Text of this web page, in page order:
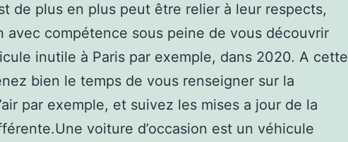
de plus en plus peut être relier à leur respects,
avec compétence sous peine de vous découvrir
inutile à Paris par exemple, dans 2020. A cette
bien le temps de vous renseigner sur la
par exemple, et suivez les mises a jour de la
voiture d’occasion est un véhicule